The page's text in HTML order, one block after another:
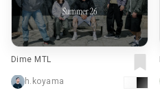
Dime MTL
h.koyama